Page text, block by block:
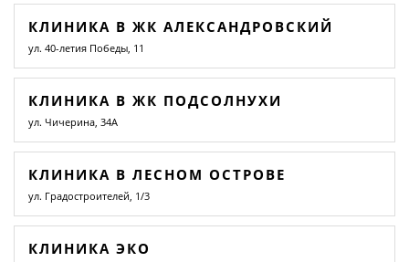
КЛИНИКА В ЖК АЛЕКСАНДРОВСКИЙ
ул. 40-летия Победы, 11
КЛИНИКА В ЖК ПОДСОЛНУХИ
ул. Чичерина, 34А
КЛИНИКА В ЛЕСНОМ ОСТРОВЕ
ул. Градостроителей, 1/3
КЛИНИКА ЭКО